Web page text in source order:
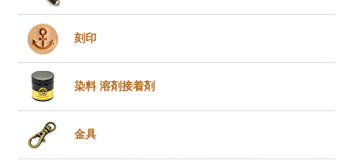
刻印
染料 溶剤接着剤
金具